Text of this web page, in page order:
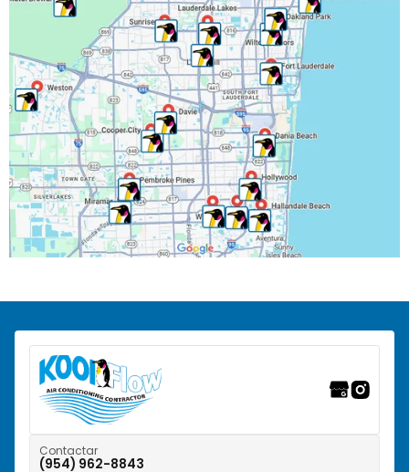
Miramar, FL
North Lauderdale, FL
Oakland Park, FL
Parkland, FL
Pembroke Park, FL
Pembroke Pines, FL
Riverwalk Fort Lauderdale, FL
Tamarac, FL
Weston, FL
Contactar
(954) 962-8843